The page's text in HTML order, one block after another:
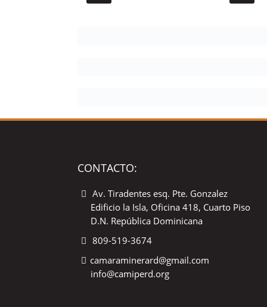
CONTACTO:
Av. Tiradentes esq. Pte. Gonzalez
Edificio la Isla, Oficina 418, Cuarto Piso
D.N. República Dominicana
809-519-3674
camaraminerard@gmail.com
info@camiperd.org